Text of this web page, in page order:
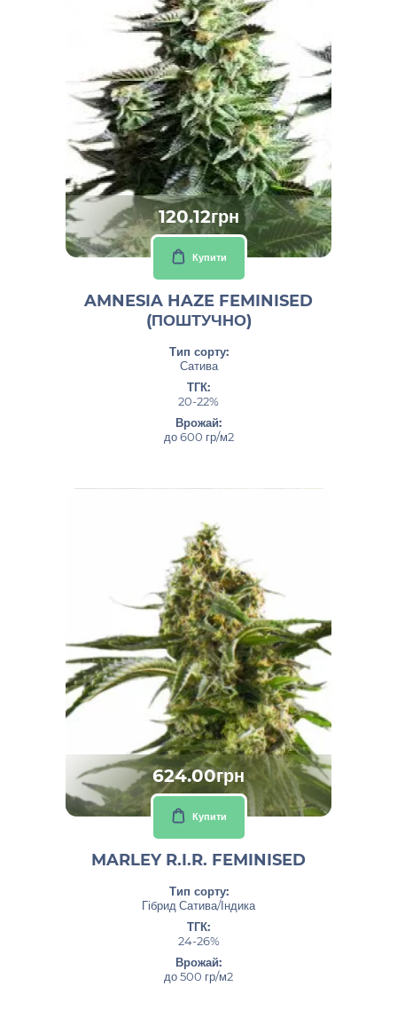
120.12грн
Купити
AMNESIA HAZE FEMINISED
(ПОШТУЧНО)
Тип сорту:
Сатива
ТГК:
20-22%
Врожай:
до 600 гр/м2
624.00грн
Купити
MARLEY R.I.R. FEMINISED
Тип сорту:
Гібрид Сатива/Індика
ТГК:
24-26%
Врожай:
до 500 гр/м2